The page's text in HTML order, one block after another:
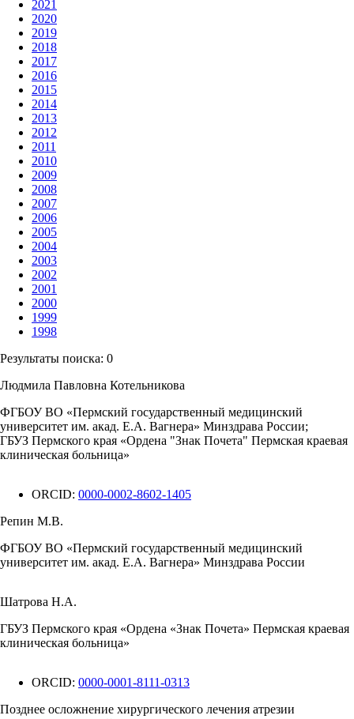
2021
2020
2019
2018
2017
2016
2015
2014
2013
2012
2011
2010
2009
2008
2007
2006
2005
2004
2003
2002
2001
2000
1999
1998
Результаты поиска: 0
Людмила Павловна Котельникова
ФГБОУ ВО «Пермский государственный медицинский
университет им. акад. Е.А. Вагнера» Минздрава России;
ГБУЗ Пермского края «Ордена "Знак Почета" Пермская краевая
клиническая больница»
ORCID: 0000-0002-8602-1405
Репин М.В.
ФГБОУ ВО «Пермский государственный медицинский
университет им. акад. Е.А. Вагнера» Минздрава России
Шатрова Н.А.
ГБУЗ Пермского края «Ордена «Знак Почета» Пермская краевая
клиническая больница»
ORCID: 0000-0001-8111-0313
Позднее осложнение хирургического лечения атрезии